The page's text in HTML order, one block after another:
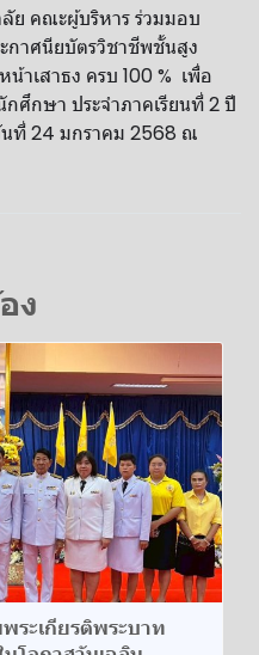
ย คณะผู้บริหาร ร่วมมอบ
กาศนียบัตรวิชาชีพชั้นสูง
น้าเสาธง ครบ 100 % เพื่อ
ศึกษา ประจำภาคเรียนที่ 2 ปี
นที่ 24 มกราคม 2568 ณ
ง
ระเกียรติพระบาท